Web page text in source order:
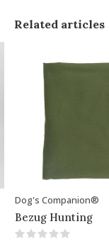
Related articles
Dog's Companion®
Bezug Hunting